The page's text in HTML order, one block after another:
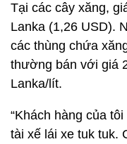
Tại các cây xăng,
Lanka (1,26 USD).
các thùng chứa
thường bán với giá
Lanka/lít.
“Khách hàng của
tài xế lái xe tuk tuk.